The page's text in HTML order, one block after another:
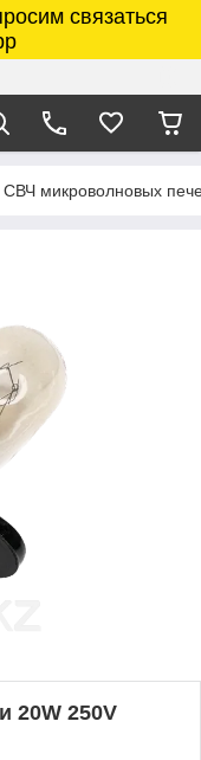
связаться
СВЧ микроволновых
20W 250V